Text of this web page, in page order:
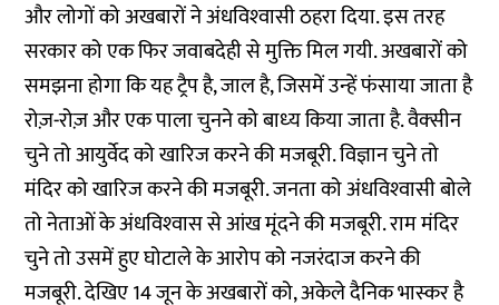
और लोगों को अखबारों ने अंधविश्‍वासी ठहरा दिया. इस तरह
सरकार को एक फिर जवाबदेही से मुक्ति मिल गयी. अखबारों को
समझना होगा कि यह ट्रैप है, जाल है, जिसमें उन्‍हें फंसाया जाता है
रोज़-रोज़ और एक पाला चुनने को बाध्‍य किया जाता है. वैक्‍सीन
चुने तो आयुर्वेद को खारिज करने की मजबूरी. विज्ञान चुने तो
मंदिर को खारिज करने की मजबूरी. जनता को अंधविश्‍वासी बोले
तो नेताओं के अंधविश्‍वास से आंख मूंदने की मजबूरी. राम मंदिर
चुने तो उसमें हुए घोटाले के आरोप को नजरंदाज करने की
मजबूरी. देखिए 14 जून के अखबारों को, अकेले दैनिक भास्‍कर है